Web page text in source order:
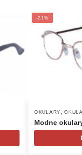
-21%
OKULARY ,
Modne